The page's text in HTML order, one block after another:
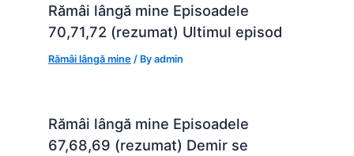
Rămâi lângă mine Episoadele
70,71,72 (rezumat) Ultimul episod
Rămâi lângă mine / Byadmin
Rămâi lângă mine Episoadele
67,68,69 (rezumat) Demir se